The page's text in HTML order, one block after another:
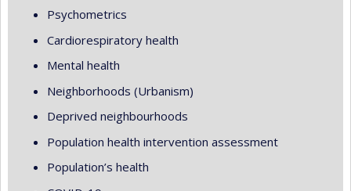
Psychometrics
Cardiorespiratory health
Mental health
Neighborhoods (Urbanism)
Deprived neighbourhoods
Population health intervention assessment
Population’s health